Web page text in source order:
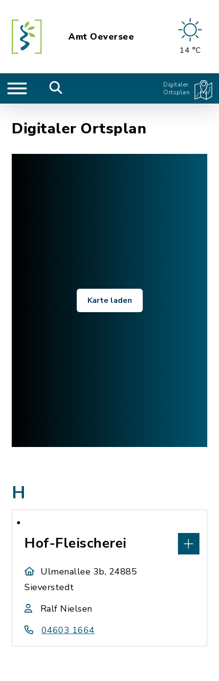
Amt Oeversee
14 °C
Digitaler
Ortsplan
Digitaler Ortsplan
Karte laden
H
Hof-Fleischerei
Ulmenallee 3b, 24885
Sieverstedt
Ralf Nielsen
04603 1664